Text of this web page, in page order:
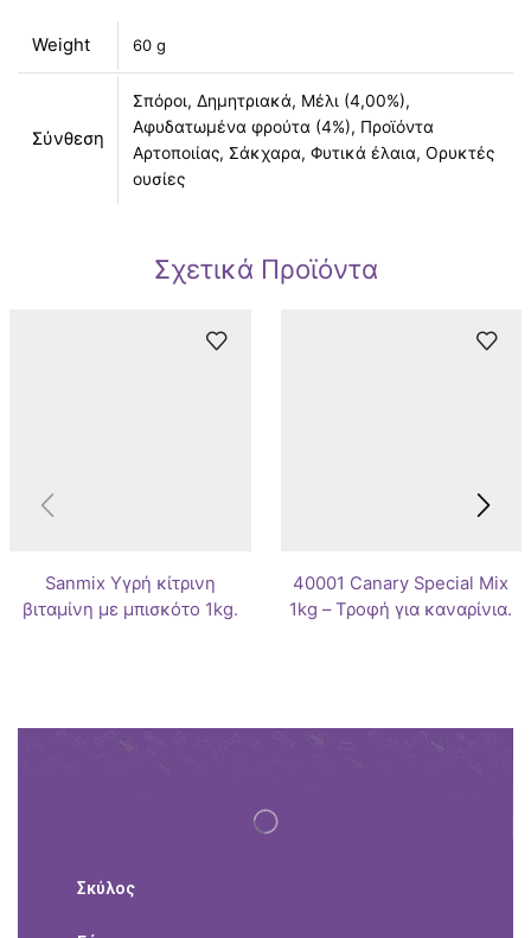
Weight 60 g
Σύνθεση
Σπόροι, Δημητριακά, Μέλι (4,00%),
Αφυδατωμένα φρούτα (4%), Προϊόντα
Αρτοποιίας, Σάκχαρα, Φυτικά έλαια, Ορυκτές
ουσίες
Σχετικά Προϊόντα
Sanmix Υγρή κίτρινη
βιταμίνη με μπισκότο 1kg.
40001 Canary Special Mix
1kg – Τροφή για καναρίνια.
Σκύλος